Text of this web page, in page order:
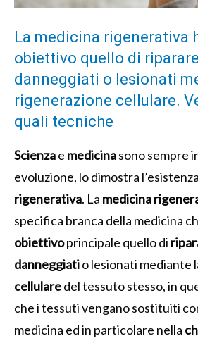
La medicina rigenerativa
obiettivo quello di
danneggiati o lesionati
rigenerazione cellulare.
quali tecniche
Scienzae medicinasono sempre
evoluzione, lo dimostra
rigenerativa. La medicina
specifica branca della medicina
obiettivoprincipale quello di
danneggiatio lesionati mediante
cellularedel tessuto stesso, in
che i tessuti vengano sostituiti
medicina ed in particolare nella